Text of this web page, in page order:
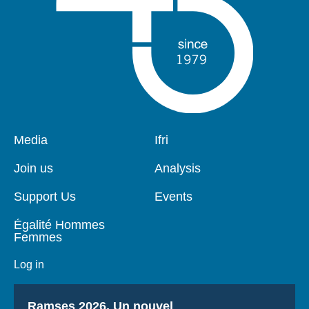
Support us
Pied
page
Media
Join us
Support Us
Égalité Hommes
Femmes
Log in
Navigation
Ifri
Analysis
Events
Titre
Ramses 2026, Un nouvel